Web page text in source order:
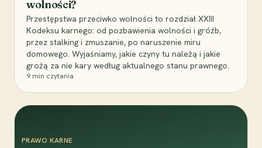
wolności?
Przestępstwa przeciwko wolności to rozdział XXIII
Kodeksu karnego: od pozbawienia wolności i gróźb,
przez stalking i zmuszanie, po naruszenie miru
domowego. Wyjaśniamy, jakie czyny tu należą i jakie
grożą za nie kary według aktualnego stanu prawnego.
9 min czytania
PRAWO KARNE